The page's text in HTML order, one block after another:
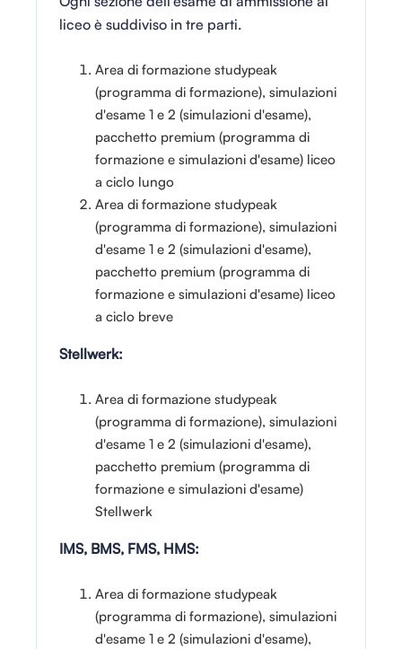
liceo è suddiviso in tre parti.
Area di formazione studypeak
(programma di formazione), simulazioni
d'esame 1 e 2 (simulazioni d'esame),
pacchetto premium (programma di
formazione e simulazioni d'esame) liceo
a ciclo lungo
Area di formazione studypeak
(programma di formazione), simulazioni
d'esame 1 e 2 (simulazioni d'esame),
pacchetto premium (programma di
formazione e simulazioni d'esame) liceo
a ciclo breve
Stellwerk:
Area di formazione studypeak
(programma di formazione), simulazioni
d'esame 1 e 2 (simulazioni d'esame),
pacchetto premium (programma di
formazione e simulazioni d'esame)
Stellwerk
IMS, BMS, FMS, HMS:
Area di formazione studypeak
(programma di formazione), simulazioni
d'esame 1 e 2 (simulazioni d'esame),